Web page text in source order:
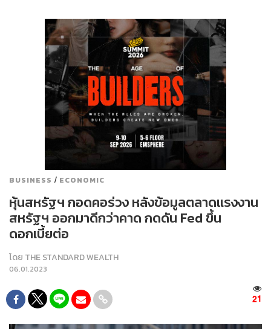
BUSINESS / ECONOMIC
หุ้นสหรัฐฯ กอดคอร่วง หลังข้อมูลตลาดแรงงาน
สหรัฐฯ ออกมาดีกว่าคาด กดดัน Fed ขึ้น
ดอกเบี้ยต่อ
โดย THE STANDARD WEALTH
06.01.2023
21